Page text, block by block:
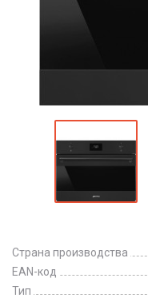
Страна производства
EAN-код
Тип